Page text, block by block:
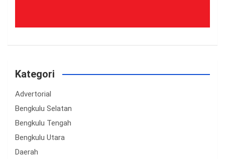
Kategori
Advertorial
Bengkulu Selatan
Bengkulu Tengah
Bengkulu Utara
Daerah